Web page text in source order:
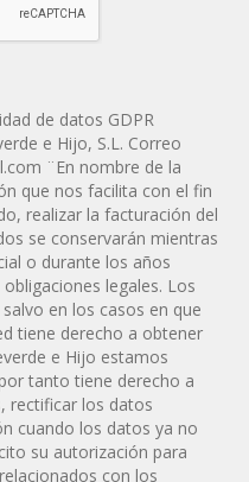
de datos GDPR
e Hijo, S.L. Correo
¨En nombre de la
que nos facilita con el fin
realizar la facturación del
se conservarán mientras
o durante los años
legales. Los
en los casos en que
tiene derecho a obtener
e Hijo estamos
tanto tiene derecho a
rectificar los datos
cuando los datos ya no
su autorización para
con los